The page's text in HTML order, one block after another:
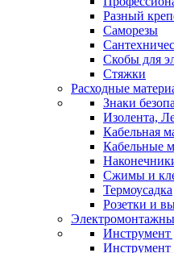
Разный
Саморезы
Скобы для
Стяжки
Расходные
Знаки
Изолента,
Кабельная
Кабельные
Сжимы и
Термоусадка
Розетки и
Инструмент